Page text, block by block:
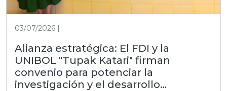
03/07/2026 |
Alianza estratégica: El FDI y la
UNIBOL "Tupak Katari" firman
convenio para potenciar la
investigación y el desarrollo